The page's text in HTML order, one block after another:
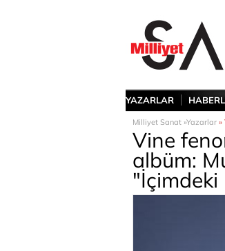
YAZARLAR
Milliyet Sanat »Yazarlar »
Vine
albüm:
"İçimdeki